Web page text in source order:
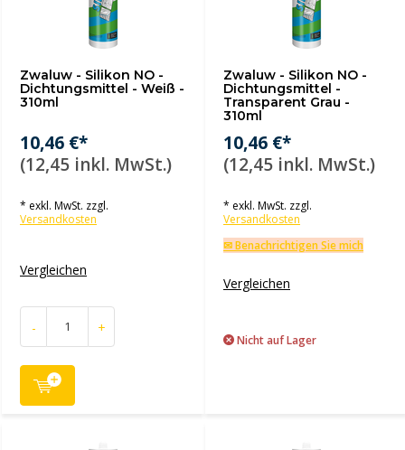
Zwaluw - Silikon NO -
Dichtungsmittel - Weiß -
310ml
10,46 €*
(12,45 inkl. MwSt.)
* exkl. MwSt. zzgl.
Versandkosten
Vergleichen
- +
Zwaluw - Silikon NO -
Dichtungsmittel -
Transparent Grau -
310ml
10,46 €*
(12,45 inkl. MwSt.)
* exkl. MwSt. zzgl.
Versandkosten
✉ Benachrichtigen Sie mich
Vergleichen
Nicht auf Lager